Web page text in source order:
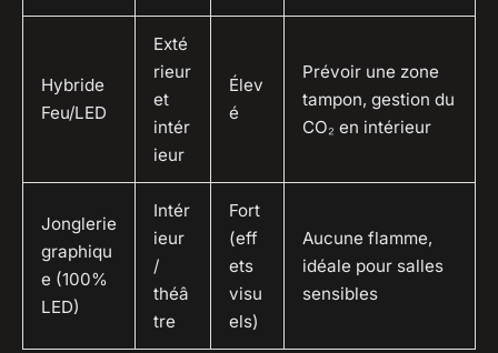
Hybride
Feu/LED
Exté
rieur
et
intér
ieur
Élev
é
Prévoir une zone
tampon, gestion du
CO₂ en intérieur
Jonglerie
graphiqu
e (100%
LED)
Intér
ieur
/
théâ
tre
Fort
(eff
ets
visu
els)
Aucune flamme,
idéale pour salles
sensibles